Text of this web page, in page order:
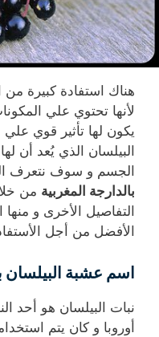
هناك استفادة كبيرة من
لأنها تحتوي علي
يكون لها تأثير قوي
البيلسان الذي يُعد أن
الجسم و سوف نتعرف
بالدارجة المغربية من
التفاصيل الأخرى و منها
الأفضل من أجل
اسم عشبة البيلسان
نبات البيلسان هو أحد
أوروبا و كان يتم